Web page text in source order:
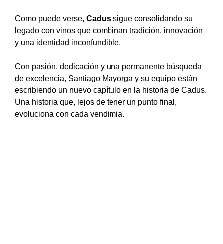
Como puede verse, Cadus sigue consolidando su
legado con vinos que combinan tradición, innovación
y una identidad inconfundible.
Con pasión, dedicación y una permanente búsqueda
de excelencia, Santiago Mayorga y su equipo están
escribiendo un nuevo capítulo en la historia de Cadus.
Una historia que, lejos de tener un punto final,
evoluciona con cada vendimia.